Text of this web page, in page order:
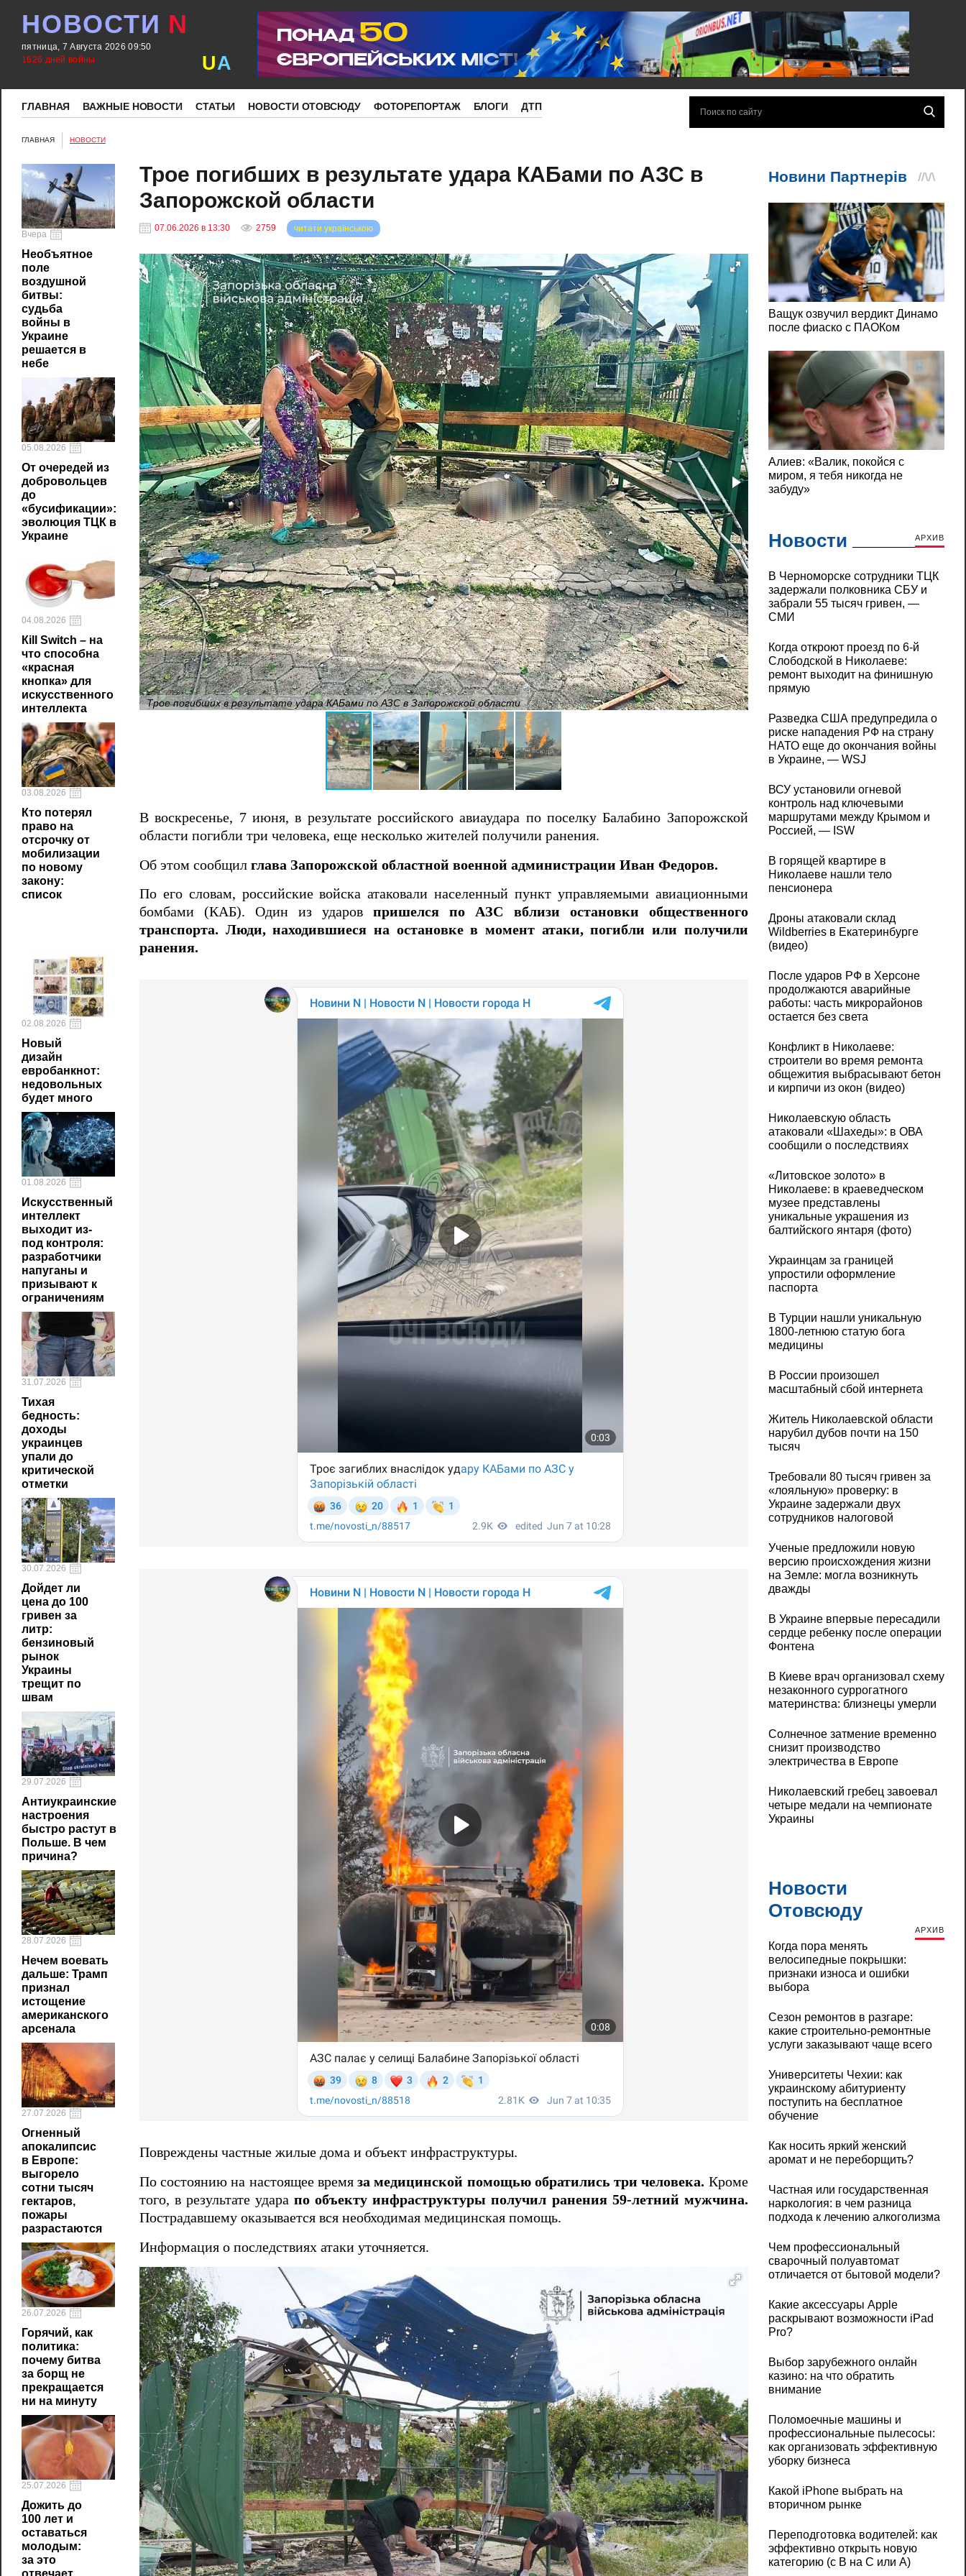
НОВОСТИ N
пятница, 7 Августа 2026 09:50
1626 дней войны
UA
ГЛАВНАЯ ВАЖНЫЕ НОВОСТИ СТАТЬИ НОВОСТИ ОТОВСЮДУ ФОТОРЕПОРТАЖ БЛОГИ ДТП
ГЛАВНАЯ НОВОСТИ
Вчера
Необъятное
поле
воздушной
битвы:
судьба
войны в
Украине
решается в
небе
05.08.2026
От очередей из
добровольцев
до
«бусификации»:
эволюция ТЦК в
Украине
04.08.2026
Кill Switch – на
что способна
«красная
кнопка» для
искусственного
интеллекта
03.08.2026
Кто потерял
право на
отсрочку от
мобилизации
по новому
закону:
список
02.08.2026
Новый
дизайн
евробанкнот:
недовольных
будет много
01.08.2026
Искусственный
интеллект
выходит из-
под контроля:
разработчики
напуганы и
призывают к
ограничениям
31.07.2026
Тихая
бедность:
доходы
украинцев
упали до
критической
отметки
30.07.2026
Дойдет ли
цена до 100
гривен за
литр:
бензиновый
рынок
Украины
трещит по
швам
29.07.2026
Антиукраинские
настроения
быстро растут в
Польше. В чем
причина?
28.07.2026
Нечем воевать
дальше: Трамп
признал
истощение
американского
арсенала
27.07.2026
Огненный
апокалипсис
в Европе:
выгорело
сотни тысяч
гектаров,
пожары
разрастаются
26.07.2026
Горячий, как
политика:
почему битва
за борщ не
прекращается
ни на минуту
25.07.2026
Дожить до
100 лет и
оставаться
молодым:
за это
отвечает
Трое погибших в результате удара КАБами по АЗС в
Запорожской области
07.06.2026 в 13:30 2759 читати українською
Трое погибших в результате удара КАБами по АЗС в Запорожской области
В воскресенье, 7 июня, в результате российского авиаудара по поселку Балабино Запорожской
области погибли три человека, еще несколько жителей получили ранения.
Об этом сообщил глава Запорожской областной военной администрации Иван Федоров.
По его словам, российские войска атаковали населенный пункт управляемыми авиационными
бомбами (КАБ). Один из ударов пришелся по АЗС вблизи остановки общественного
транспорта. Люди, находившиеся на остановке в момент атаки, погибли или получили
ранения.
Повреждены частные жилые дома и объект инфраструктуры.
По состоянию на настоящее времяза медицинской помощью обратились три человека. Кроме
того, в результате ударапо объекту инфраструктуры получил ранения 59-летний мужчина.
Пострадавшему оказывается вся необходимая медицинская помощь.
Информация о последствиях атаки уточняется.
Новости АРХИВ
В Черноморске сотрудники ТЦК
задержали полковника СБУ и
забрали 55 тысяч гривен, —
СМИ
Когда откроют проезд по 6-й
Слободской в Николаеве:
ремонт выходит на финишную
прямую
Разведка США предупредила о
риске нападения РФ на страну
НАТО еще до окончания войны
в Украине, — WSJ
ВСУ установили огневой
контроль над ключевыми
маршрутами между Крымом и
Россией, — ISW
В горящей квартире в
Николаеве нашли тело
пенсионера
Дроны атаковали склад
Wildberries в Екатеринбурге
(видео)
После ударов РФ в Херсоне
продолжаются аварийные
работы: часть микрорайонов
остается без света
Конфликт в Николаеве:
строители во время ремонта
общежития выбрасывают бетон
и кирпичи из окон (видео)
Николаевскую область
атаковали «Шахеды»: в ОВА
сообщили о последствиях
«Литовское золото» в
Николаеве: в краеведческом
музее представлены
уникальные украшения из
балтийского янтаря (фото)
Украинцам за границей
упростили оформление
паспорта
В Турции нашли уникальную
1800-летнюю статую бога
медицины
В России произошел
масштабный сбой интернета
Житель Николаевской области
нарубил дубов почти на 150
тысяч
Требовали 80 тысяч гривен за
«лояльную» проверку: в
Украине задержали двух
сотрудников налоговой
Ученые предложили новую
версию происхождения жизни
на Земле: могла возникнуть
дважды
В Украине впервые пересадили
сердце ребенку после операции
Фонтена
В Киеве врач организовал схему
незаконного суррогатного
материнства: близнецы умерли
Солнечное затмение временно
снизит производство
электричества в Европе
Николаевский гребец завоевал
четыре медали на чемпионате
Украины
Новости
Отовсюду
АРХИВ
Когда пора менять
велосипедные покрышки:
признаки износа и ошибки
выбора
Сезон ремонтов в разгаре:
какие строительно-ремонтные
услуги заказывают чаще всего
Университеты Чехии: как
украинскому абитуриенту
поступить на бесплатное
обучение
Как носить яркий женский
аромат и не переборщить?
Частная или государственная
наркология: в чем разница
подхода к лечению алкоголизма
Чем профессиональный
сварочный полуавтомат
отличается от бытовой модели?
Какие аксессуары Apple
раскрывают возможности iPad
Pro?
Выбор зарубежного онлайн
казино: на что обратить
внимание
Поломоечные машины и
профессиональные пылесосы:
как организовать эффективную
уборку бизнеса
Какой iPhone выбрать на
вторичном рынке
Переподготовка водителей: как
эффективно открыть новую
категорию (с B на C или А)